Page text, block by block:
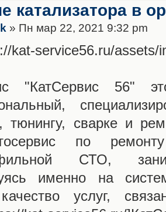
катализатора в
» Пн мар 22, 2021 9:32 pm
kat-service56.ru/assets/
"КатСервис 56"
тюнингу, сварке и
по
СТО,
именно на
услуг,